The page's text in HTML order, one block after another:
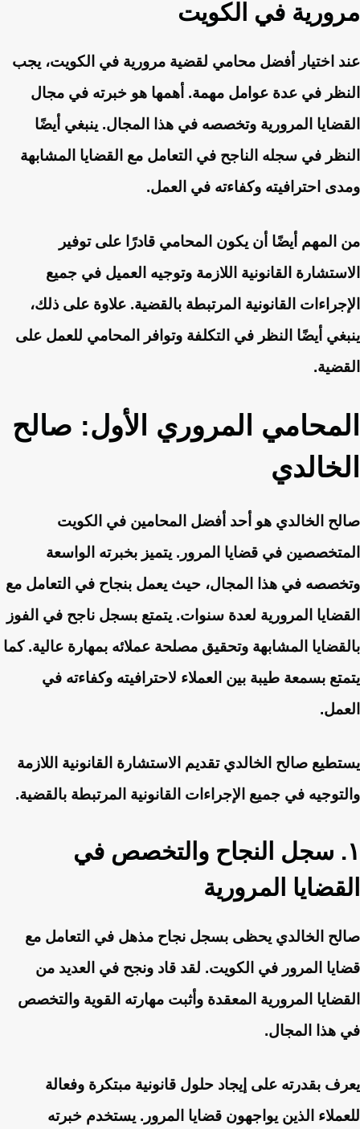
مرورية في الكويت
عند اختيار أفضل محامي لقضية مرورية في الكويت، يجب
النظر في عدة عوامل مهمة. أهمها هو خبرته في مجال
القضايا المرورية وتخصصه في هذا المجال. ينبغي أيضًا
النظر في سجله الناجح في التعامل مع القضايا المشابهة
ومدى احترافيته وكفاءته في العمل.
من المهم أيضًا أن يكون المحامي قادرًا على توفير
الاستشارة القانونية اللازمة وتوجيه العميل في جميع
الإجراءات القانونية المرتبطة بالقضية. علاوة على ذلك،
ينبغي أيضًا النظر في التكلفة وتوافر المحامي للعمل على
القضية.
المحامي المروري الأول: صالح
الخالدي
صالح الخالدي هو أحد أفضل المحامين في الكويت
المتخصصين في قضايا المرور. يتميز بخبرته الواسعة
وتخصصه في هذا المجال، حيث يعمل بنجاح في التعامل مع
القضايا المرورية لعدة سنوات. يتمتع بسجل ناجح في الفوز
بالقضايا المشابهة وتحقيق مصلحة عملائه بمهارة عالية. كما
يتمتع بسمعة طيبة بين العملاء لاحترافيته وكفاءته في
العمل.
يستطيع صالح الخالدي تقديم الاستشارة القانونية اللازمة
والتوجيه في جميع الإجراءات القانونية المرتبطة بالقضية.
١. سجل النجاح والتخصص في
القضايا المرورية
صالح الخالدي يحظى بسجل نجاح مذهل في التعامل مع
قضايا المرور في الكويت. لقد قاد ونجح في العديد من
القضايا المرورية المعقدة وأثبت مهارته القوية والتخصص
في هذا المجال.
يعرف بقدرته على إيجاد حلول قانونية مبتكرة وفعالة
للعملاء الذين يواجهون قضايا المرور. يستخدم خبرته